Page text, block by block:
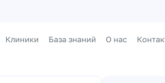
Клиники База знаний О нас